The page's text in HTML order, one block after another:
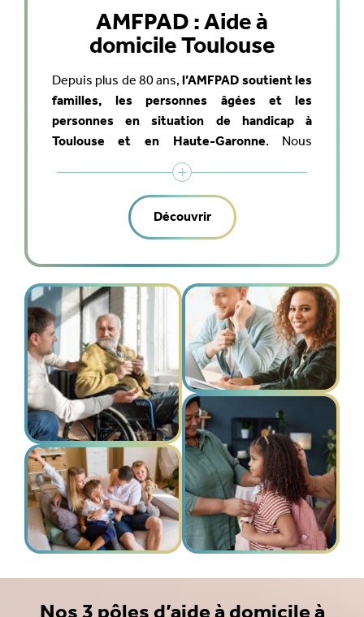
AMFPAD : Aide à
domicile Toulouse
Depuis plus de 80 ans,l’AMFPAD soutient les
familles, les personnes âgées et les
personnes en situation de handicap à
Toulouse et en Haute-Garonne. Nous
proposons des services adaptés à chaque
besoin : aide au quotidien, accompagnement
des seniors, soutien à la parentalité et
formations (SST, compétences métiers,
prévention des risques). Notre équipe
qualifiée place l’humain au centre de son
action, avec pour objectif de favoriser
l’autonomie, d’alléger la vie des aidants et
d’apporter confort et sérénité à domicile.
Grâce à nos partenaires institutionnels, nous
facilitons vos démarches et vous assurons un
accompagnement de proximité bienveillant.
Découvrir